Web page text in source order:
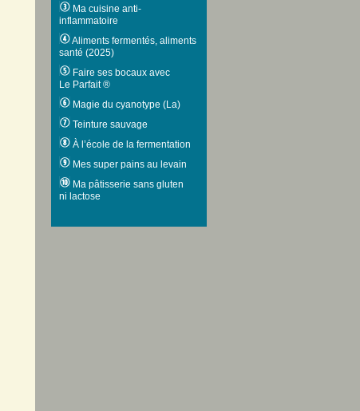
Ma cuisine anti-
inflammatoire
Aliments fermentés, aliments
santé (2025)
Faire ses bocaux avec
Le Parfait ®
Magie du cyanotype (La)
Teinture sauvage
À l’école de la fermentation
Mes super pains au levain
Ma pâtisserie sans gluten
ni lactose